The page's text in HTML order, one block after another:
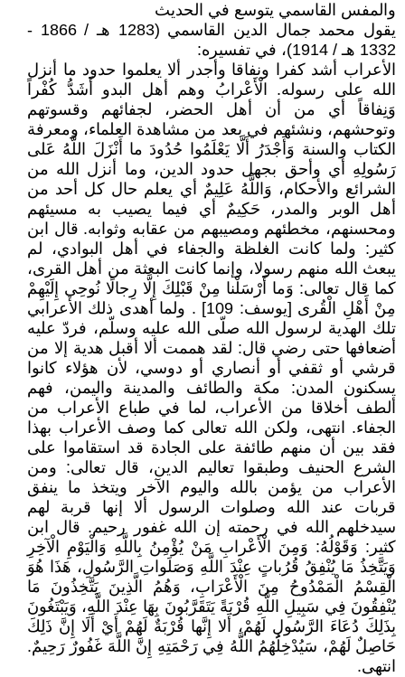
والمفس القاسمي يتوسع في الحديث
يقول محمد جمال الدين القاسمي (1283 هـ / 1866 -
1332 هـ / 1914)، في تفسيره:
الأعراب أشد كفرا ونفاقا وأجدر ألا يعلموا حدود ما أنزل
الله على رسوله. الْأَعْرابُ وهم أهل البدو أَشَدُّ كُفْراً
وَنِفاقاً أي من أن أهل الحضر، لجفائهم وقسوتهم
وتوحشهم، ونشئهم في بعد من مشاهدة العلماء، ومعرفة
الكتاب والسنة وَأَجْدَرُ أَلَّا يَعْلَمُوا حُدُودَ ما أَنْزَلَ اللَّهُ عَلى
رَسُولِهِ أي وأحق بجهل حدود الدين، وما أنزل الله من
الشرائع والأحكام، وَاللَّهُ عَلِيمٌ أي يعلم حال كل أحد من
أهل الوبر والمدر، حَكِيمٌ أي فيما يصيب به مسيئهم
ومحسنهم، مخطئهم ومصيبهم من عقابه وثوابه. قال ابن
كثير: ولما كانت الغلظة والجفاء في أهل البوادي، لم
يبعث الله منهم رسولا، وإنما كانت البعثة من أهل القرى،
كما قال تعالى: وَما أَرْسَلْنا مِنْ قَبْلِكَ إِلَّا رِجالًا نُوحِي إِلَيْهِمْ
مِنْ أَهْلِ الْقُرى [يوسف: 109] . ولما أهدى ذلك الأعرابي
تلك الهدية لرسول الله صلّى الله عليه وسلّم، فردّ عليه
أضعافها حتى رضي قال: لقد هممت ألا أقبل هدية إلا من
قرشي أو ثقفي أو أنصاري أو دوسي، لأن هؤلاء كانوا
يسكنون المدن: مكة والطائف والمدينة واليمن، فهم
ألطف أخلاقا من الأعراب، لما في طباع الأعراب من
الجفاء. انتهى، ولكن الله تعالى كما وصف الأعراب بهذا
فقد بين أن منهم طائفة على الجادة قد استقاموا على
الشرع الحنيف وطبقوا تعاليم الدين، قال تعالى: ومن
الأعراب من يؤمن بالله واليوم الآخر ويتخذ ما ينفق
قربات عند الله وصلوات الرسول ألا إنها قربة لهم
سيدخلهم الله في رحمته إن الله غفور رحيم. قال ابن
كثير: وَقَوْلُهُ: وَمِنَ الْأَعْرابِ مَنْ يُؤْمِنُ بِاللَّهِ وَالْيَوْمِ الْآخِرِ
وَيَتَّخِذُ مَا يُنْفِقُ قُرُباتٍ عِنْدَ اللَّهِ وَصَلَواتِ الرَّسُولِ، هَذَا هُوَ
الْقِسْمُ الْمَمْدُوحُ مِنَ الْأَعْرَابِ، وَهُمُ الَّذِينَ يَتَّخِذُونَ مَا
يُنْفِقُونَ فِي سَبِيلِ اللَّهِ قُرْبَةً يَتَقَرَّبُونَ بِهَا عِنْدَ اللَّهِ، وَيَبْتَغُونَ
بِذَلِكَ دُعَاءَ الرَّسُولِ لَهُمْ، أَلا إِنَّها قُرْبَةٌ لَهُمْ أَيْ أَلَا إِنَّ ذَلِكَ
حَاصِلٌ لَهُمْ، سَيُدْخِلُهُمُ اللَّهُ فِي رَحْمَتِهِ إِنَّ اللَّهَ غَفُورٌ رَحِيمٌ.
انتهى.